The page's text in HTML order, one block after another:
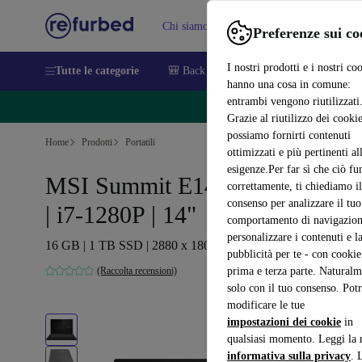
Preferenze sui
I nostri prodotti e i nostri
hanno una cosa in comune:
entrambi vengono riutilizzati.
Grazie al riutilizzo dei
possiamo fornirti contenuti
ottimizzati e più pertinenti
esigenze.Per far sì che ciò
correttamente, ti chiediamo il
consenso per analizzare il tuo
comportamento di
personalizzare i contenuti e la
pubblicità per te - con
prima e terza parte.
solo con il tuo consenso.
modificare le tue
impostazioni dei cookie in
qualsiasi momento. Leggi la
informativa sulla privacy.
Chi siamo Vendere Assistenza
Tutte le categorie 🎒 Back to school Smartphone
🔥
Home Prodotti Portatili
MSI Summit E14 Flip Evo A12
| i7-1280P | 14"
16 GB | 1 TB SSD | 2880 x 1800 | FP | Win 11 Home | DE
(Raccolta recensioni)